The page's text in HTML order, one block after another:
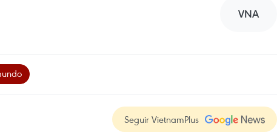
VNA
Seguir VietnamPlus